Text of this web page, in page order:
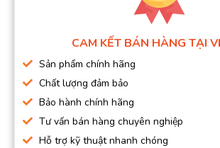
CAM KẾT BÁN HÀNG TẠI
Sản phẩm chính hãng
Chất lượng đảm bảo
Bảo hành chính hãng
Tư vấn bán hàng chuyên nghiệp
Hỗ trợ kỹ thuật nhanh chóng